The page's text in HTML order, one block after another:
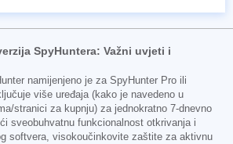
SpyHuntera: Važni uvjeti i
namijenjeno je za SpyHunter Pro ili
više uređaja (kako je navedeno u
stranici za kupnju) za jednokratno 7-dnevno
sveobuhvatnu funkcionalnost otkrivanja i
softvera, visokoučinkovite zaštite za aktivnu